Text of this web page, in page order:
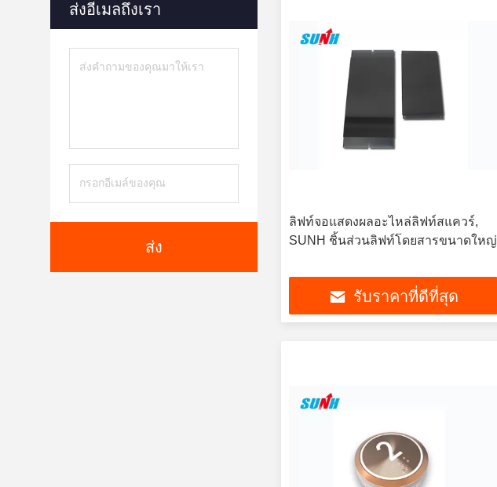
ส่งอีเมลถึงเรา
ส่ง
ลิฟท์จอแสดงผลอะไหล่ลิฟท์สแควร์,
SUNH ชิ้นส่วนลิฟท์โดยสารขนาดใหญ่
รับราคาที่ดีที่สุด